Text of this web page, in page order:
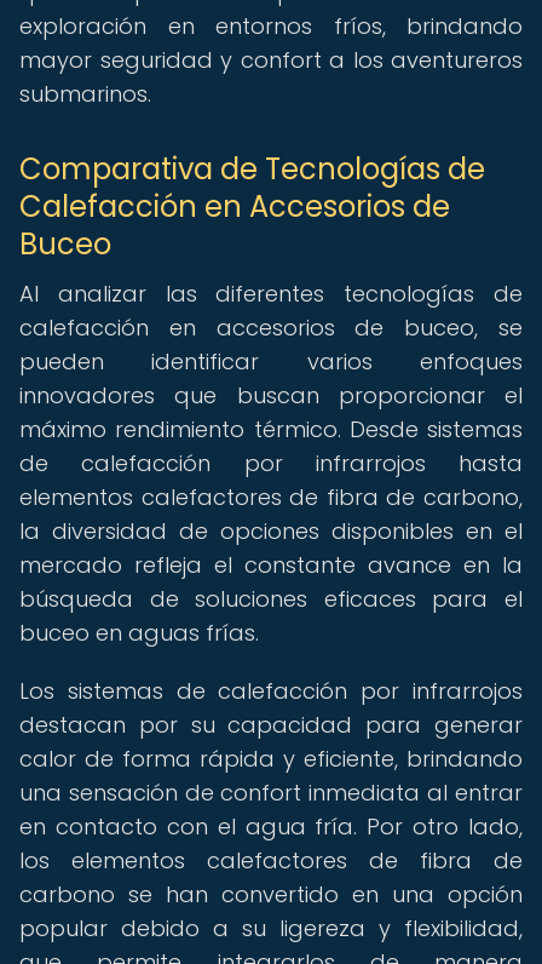
exploración en entornos fríos, brindando
mayor seguridad y confort a los aventureros
submarinos.
Comparativa de Tecnologías de
Calefacción en Accesorios de
Buceo
Al analizar las diferentes tecnologías de
calefacción en accesorios de buceo, se
pueden identificar varios enfoques
innovadores que buscan proporcionar el
máximo rendimiento térmico. Desde sistemas
de calefacción por infrarrojos hasta
elementos calefactores de fibra de carbono,
la diversidad de opciones disponibles en el
mercado refleja el constante avance en la
búsqueda de soluciones eficaces para el
buceo en aguas frías.
Los sistemas de calefacción por infrarrojos
destacan por su capacidad para generar
calor de forma rápida y eficiente, brindando
una sensación de confort inmediata al entrar
en contacto con el agua fría. Por otro lado,
los elementos calefactores de fibra de
carbono se han convertido en una opción
popular debido a su ligereza y flexibilidad,